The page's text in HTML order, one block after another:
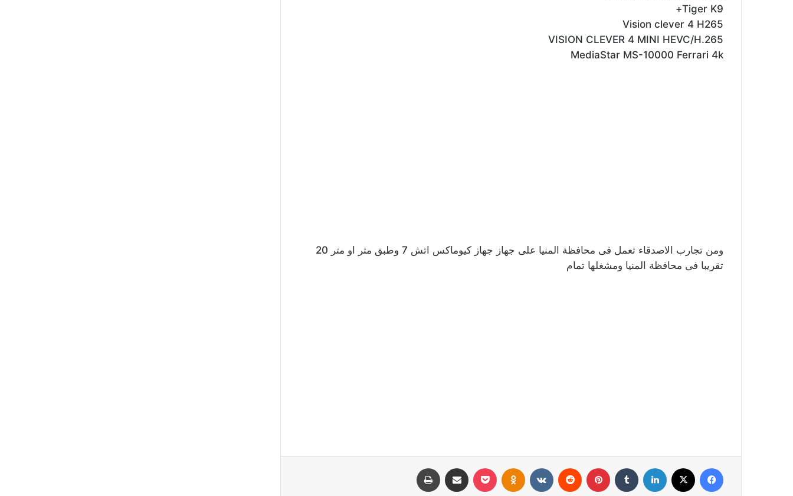
Tiger K9+
Vision clever 4 H265
VISION CLEVER 4 MINI HEVC/H.265
MediaStar MS-10000 Ferrari 4k
ومن تجارب الاصدقاء تعمل فى محافظة المنيا على جهاز جهاز كيوماكس اتش 7 وطبق متر او متر 20
تقريبا فى محافظة المنيا ومشغلها تمام